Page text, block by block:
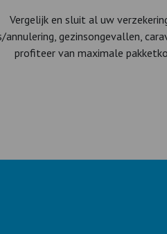
Vergelijk en sluit al uw
annulering, gezinsongevallen,
profiteer van maximale